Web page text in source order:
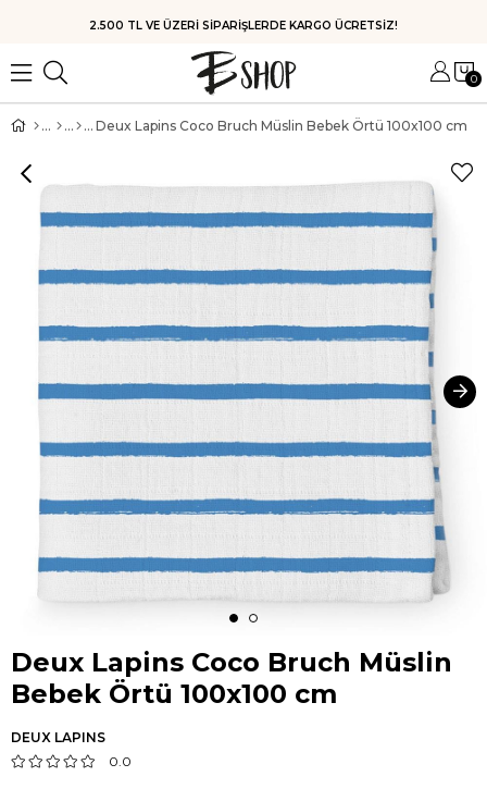
HIZLI KARGO
0
Deux Lapins Coco Bruch Müslin Bebek Örtü 100x100 cm
Deux Lapins Coco Bruch Müslin
Bebek Örtü 100x100 cm
DEUX LAPINS
0.0